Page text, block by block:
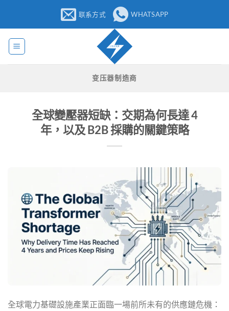
内
联系方式 WHATSAPP
变压器制造商
全球變壓器短缺：交期為何長達 4
年，以及 B2B 採購的關鍵策略
全球電力基礎設施產業正面臨一場前所未有的供應鏈危機：